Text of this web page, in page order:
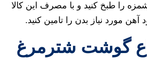
را طبخ کنید و با مصرف این کالا
آهن مورد نیاز بدن را تامین کنید.
گوشت شترمرغ